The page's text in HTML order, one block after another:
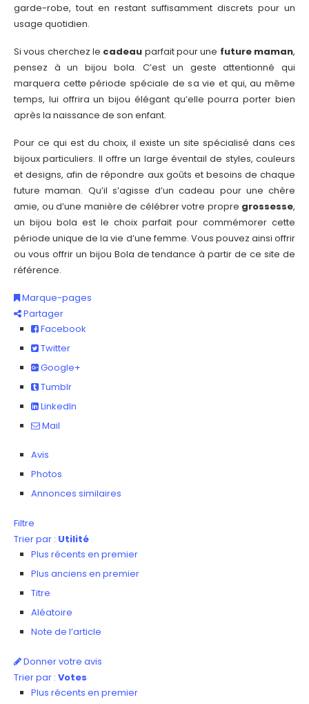
garde-robe, tout en restant suffisamment discrets pour un
usage quotidien.
Si vous cherchez le cadeau parfait pour une future maman,
pensez à un bijou bola. C’est un geste attentionné qui
marquera cette période spéciale de sa vie et qui, au même
temps, lui offrira un bijou élégant qu’elle pourra porter bien
après la naissance de son enfant.
Pour ce qui est du choix, il existe un site spécialisé dans ces
bijoux particuliers. Il offre un large éventail de styles, couleurs
et designs, afin de répondre aux goûts et besoins de chaque
future maman. Qu’il s’agisse d’un cadeau pour une chère
amie, ou d’une manière de célébrer votre propre grossesse,
un bijou bola est le choix parfait pour commémorer cette
période unique de la vie d’une femme. Vous pouvez ainsi offrir
ou vous offrir un bijou Bola de tendance à partir de ce site de
référence.
Marque-pages
Partager
Facebook
Twitter
Google+
Tumblr
LinkedIn
Mail
Avis
Photos
Annonces similaires
Filtre
Trier par : Utilité
Plus récents en premier
Plus anciens en premier
Titre
Aléatoire
Note de l’article
Donner votre avis
Trier par : Votes
Plus récents en premier